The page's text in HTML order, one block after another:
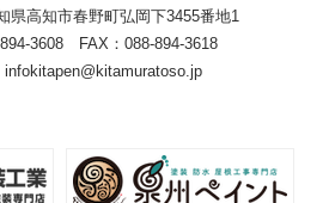
県高知市春野町弘岡下3455番地1
3608 FAX：088-894-3618
infokitapen@kitamuratoso.jp